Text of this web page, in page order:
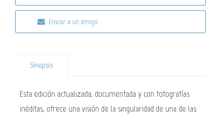
Enviar a un amigo
Sinopsis
Esta edición actualizada, documentada y con fotografías
inéditas, ofrece una visión de la singularidad de una de las